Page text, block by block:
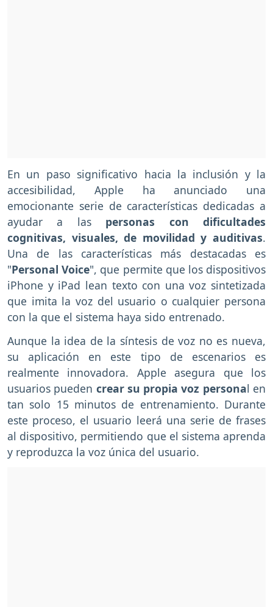
En un paso significativo hacia la inclusión y la
accesibilidad, Apple ha anunciado una
emocionante serie de características dedicadas a
ayudar a las personas con dificultades
cognitivas, visuales, de movilidad y auditivas.
Una de las características más destacadas es
"Personal Voice", que permite que los dispositivos
iPhone y iPad lean texto con una voz sintetizada
que imita la voz del usuario o cualquier persona
con la que el sistema haya sido entrenado.
Aunque la idea de la síntesis de voz no es nueva,
su aplicación en este tipo de escenarios es
realmente innovadora. Apple asegura que los
usuarios pueden crear su propia voz personal en
tan solo 15 minutos de entrenamiento. Durante
este proceso, el usuario leerá una serie de frases
al dispositivo, permitiendo que el sistema aprenda
y reproduzca la voz única del usuario.